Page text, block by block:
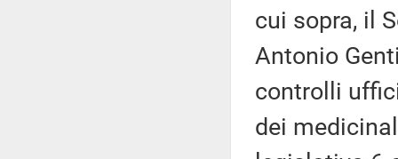
cui sopra, il
Antonio
controlli
dei